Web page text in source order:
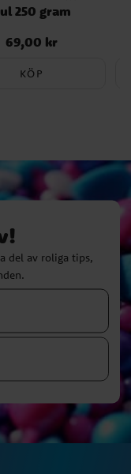
250 gram
Pris:69,00 kr
69,00 kr
KÖP
del av roliga tips,